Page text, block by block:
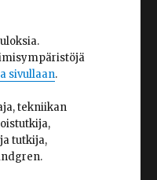
sivullaan.
tekniikan
tutkija,